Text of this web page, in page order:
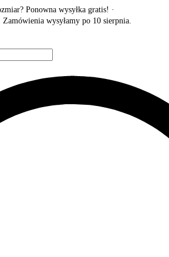
Ponowna wysyłka gratis! ·
wysyłamy po 10 sierpnia.